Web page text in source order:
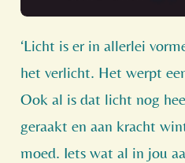
‘Licht is er in allerlei
het verlicht. Het werpt
Ook al is dat licht nog
geraakt en aan kracht
moed. Iets wat al in jou